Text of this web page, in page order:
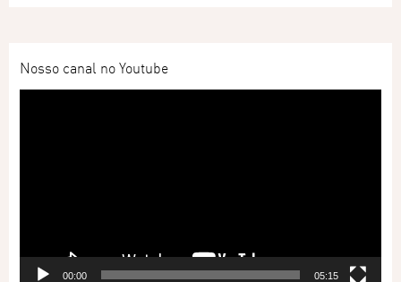
Nosso canal no Youtube
Tocador
00:00 05:15